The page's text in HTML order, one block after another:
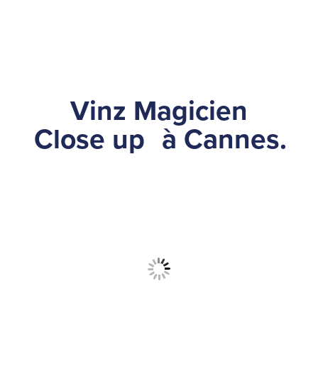
Vinz Magicien
Close up à Cannes.